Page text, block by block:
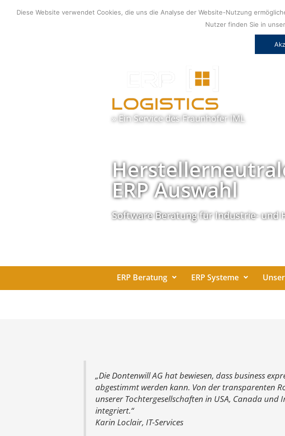
Inhalt
» Ein Service desFraunhofer IML
ERP Auswahl
Software Beratung für Industrie- und
ERP Beratung ERP Systeme
„Die Dontenwill AG hat bewiesen, dass business
abgestimmt werden kann. Von der transparenten
unserer Tochtergesellschaften in USA, Canada
integriert.“
Karin Loclair, IT-Services
Diese Website verwendet Cookies, die uns die Analyse der Website-Nutzung
Nutzer finden Sie in